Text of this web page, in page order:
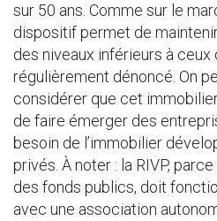
sur 50 ans. Comme sur le
dispositif permet de
des niveaux inférieurs à ceux
régulièrement dénoncé. On
considérer que cet
de faire émerger des
besoin de l’immobilier
privés. À noter : la RIVP,
des fonds publics, doit
avec une association